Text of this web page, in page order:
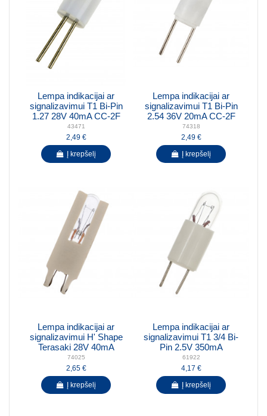
Lempa indikacijai ar
signalizavimui T1 Bi-Pin
1.27 28V 40mA CC-2F
43471
2,49 €
Į krepšelį
Lempa indikacijai ar
signalizavimui T1 Bi-Pin
2.54 36V 20mA CC-2F
74318
2,49 €
Į krepšelį
Lempa indikacijai ar
signalizavimui H' Shape
Terasaki 28V 40mA
74025
2,65 €
Į krepšelį
Lempa indikacijai ar
signalizavimui T1 3/4 Bi-
Pin 2.5V 350mA
61922
4,17 €
Į krepšelį